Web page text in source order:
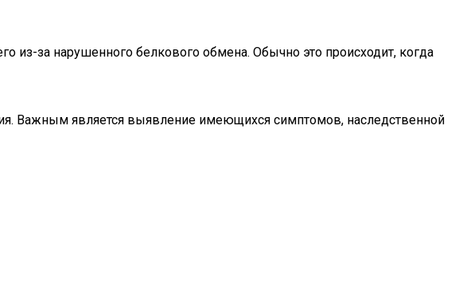
из-за нарушенного белкового обмена. Обычно это происходит, когда
Важным является выявление имеющихся симптомов, наследственной